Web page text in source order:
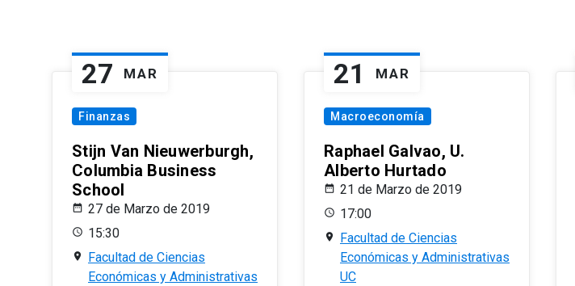
27 MAR
Finanzas
Stijn Van Nieuwerburgh,
Columbia Business
School
27 de Marzo de 2019
15:30
Facultad de Ciencias
Económicas y Administrativas
21 MAR
Macroeconomía
Raphael Galvao, U.
Alberto Hurtado
21 de Marzo de 2019
17:00
Facultad de Ciencias
Económicas y Administrativas
UC